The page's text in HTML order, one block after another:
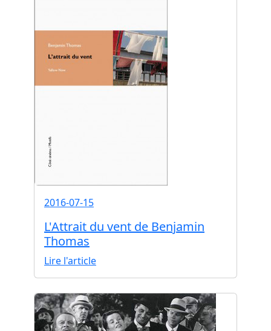
2016-07-15
L'Attrait du vent de Benjamin
Thomas
Lire l'article